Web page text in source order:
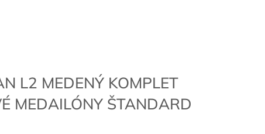
L2 MEDENÝ KOMPLET
MEDAILÓNY ŠTANDARD